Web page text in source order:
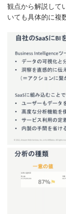
観点から解説して
いても具体的に複